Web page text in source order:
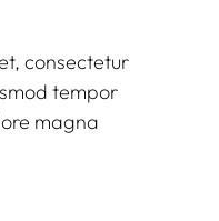
consectetur
tempor
magna